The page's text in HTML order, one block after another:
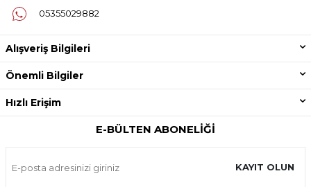
05355029882
Alışveriş Bilgileri
Önemli Bilgiler
Hızlı Erişim
E-BÜLTEN ABONELIĞI
KAYIT OLUN